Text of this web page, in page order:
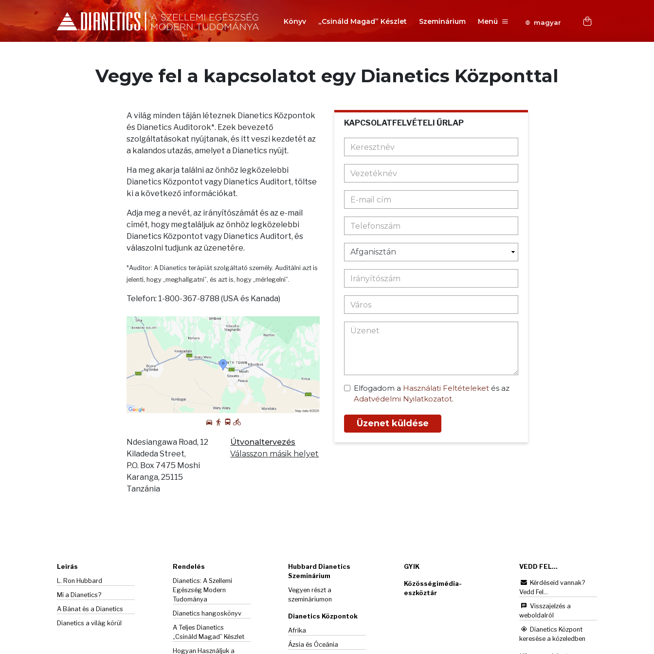
Könyv „Csináld Magad” Készlet Szeminárium Menü magyar
Vegye fel a kapcsolatot egy Dianetics Központtal
A világ minden táján léteznek Dianetics Központok
és Dianetics Auditorok*. Ezek bevezető
szolgáltatásokat nyújtanak, és itt veszi kezdetét az
a kalandos utazás, amelyet a Dianetics nyújt.
Ha meg akarja találni az önhöz legközelebbi
Dianetics Központot vagy Dianetics Auditort, töltse
ki a következő információkat.
Adja meg a nevét, az irányítószámát és az e-mail
címét, hogy megtaláljuk az önhöz legközelebbi
Dianetics Központot vagy Dianetics Auditort, és
válaszolni tudjunk az üzenetére.
*Auditor: A Dianetics terápiát szolgáltató személy. Auditálni azt is
jelenti, hogy „meghallgatni”, és azt is, hogy „mérlegelni”.
Telefon: 1-800-367-8788 (USA és Kanada)
Ndesiangawa Road, 12
Kiladeda Street,
P.O. Box 7475 Moshi
Karanga, 25115
Tanzánia
Útvonaltervezés
Válasszon másik helyet
KAPCSOLATFELVÉTELI ŰRLAP
Elfogadom a Használati Feltételeket és az
Adatvédelmi Nyilatkozatot.
Üzenet küldése
Leírás
L. Ron Hubbard
Mi a Dianetics?
A Bánat és a Dianetics
Dianetics a világ körül
Rendelés
Dianetics: A Szellemi
Egészség Modern
Tudománya
Dianetics hangoskönyv
A Teljes Dianetics
„Csináld Magad” Készlet
Hogyan Használjuk a
Hubbard Dianetics
Szeminárium
Vegyen részt a
szemináriumon
Dianetics Központok
Afrika
Ázsia és Óceánia
GYIK
Közösségimédia-
eszköztár
VEDD FEL...
Kérdéseid vannak?
Vedd Fel...
Visszajelzés a
weboldalról
Dianetics Központ
keresése a közeledben